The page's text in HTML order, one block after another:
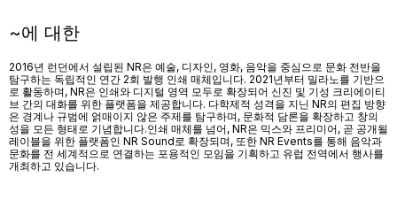
~에 대한
2016년 런던에서 설립된 NR은 예술, 디자인, 영화, 음악을 중심으로 문화 전반을
탐구하는 독립적인 연간 2회 발행 인쇄 매체입니다. 2021년부터 밀라노를 기반으
로 활동하며, NR은 인쇄와 디지털 영역 모두로 확장되어 신진 및 기성 크리에이티
브 간의 대화를 위한 플랫폼을 제공합니다. 다학제적 성격을 지닌 NR의 편집 방향
은 경계나 규범에 얽매이지 않은 주제를 탐구하며, 문화적 담론을 확장하고 창의
성을 모든 형태로 기념합니다.인쇄 매체를 넘어, NR은 믹스와 프리미어, 곧 공개될
레이블을 위한 플랫폼인 NR Sound 로 확장되며, 또한 NR Events를 통해 음악과
문화를 전 세계적으로 연결하는 포용적인 모임을 기획하고 유럽 전역에서 행사를
개최하고 있습니다.